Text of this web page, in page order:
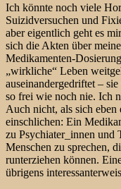
Ich könnte noch viele
Suizidversuchen und
aber eigentlich geht es
sich die Akten über
Medikamenten-
„wirkliche“ Leben
auseinandergedriftet –
so frei wie noch nie. Ich
Auch nicht, als sich
einschlichen: Ein
zu Psychiater_innen und
Menschen zu sprechen,
runterziehen können.
übrigens